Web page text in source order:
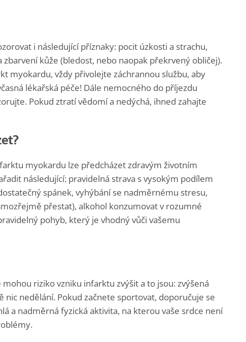
i následující příznaky: pocit úzkosti a strachu,
kůže (bledost, nebo naopak překrvený obličej).
myokardu, vždy přivolejte záchrannou službu, aby
lékařská péče! Dále nemocného do příjezdu
Pokud ztratí vědomí a nedýchá, ihned zahajte
myokardu lze předcházet zdravým životním
následující: pravidelná strava s vysokým podílem
spánek, vyhýbání se nadměrnému stresu,
přestat), alkohol konzumovat v rozumné
pohyb, který je vhodný vůči vašemu
riziko vzniku infarktu zvýšit a to jsou: zvýšená
nic nedělání. Pokud začnete sportovat, doporučuje se
a nadměrná fyzická aktivita, na kterou vaše srdce není